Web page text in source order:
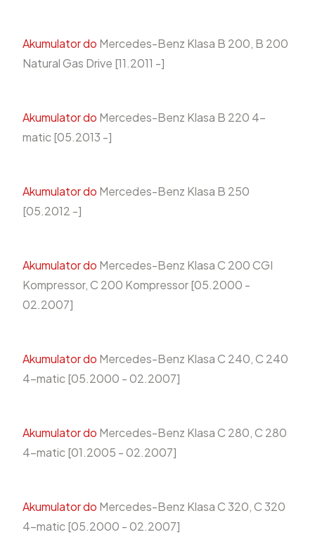
Akumulator do Mercedes-Benz Klasa B 200, B 200
Natural Gas Drive [11.2011 -]
Akumulator do Mercedes-Benz Klasa B 220 4-
matic [05.2013 -]
Akumulator do Mercedes-Benz Klasa B 250
[05.2012 -]
Akumulator do Mercedes-Benz Klasa C 200 CGI
Kompressor, C 200 Kompressor [05.2000 -
02.2007]
Akumulator do Mercedes-Benz Klasa C 240, C 240
4-matic [05.2000 - 02.2007]
Akumulator do Mercedes-Benz Klasa C 280, C 280
4-matic [01.2005 - 02.2007]
Akumulator do Mercedes-Benz Klasa C 320, C 320
4-matic [05.2000 - 02.2007]